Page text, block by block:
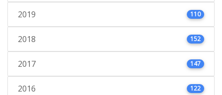
2019 110
2018 152
2017 147
2016 122